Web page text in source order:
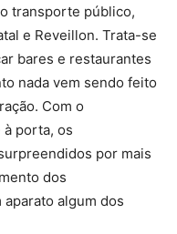
transporte público,
e Reveillon. Trata-se
bares e restaurantes
nada vem sendo feito
Com o
porta, os
por mais
dos
algum dos